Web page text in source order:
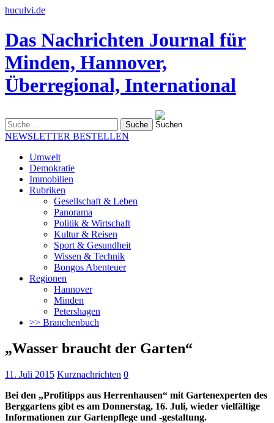
huculvi.de
Das Nachrichten Journal für
Minden, Hannover,
Überregional, International
nach:
NEWSLETTER BESTELLEN
Umwelt
Demokratie
Immobilien
Rubriken
Gesellschaft & Leben
Panorama
Politik & Wirtschaft
Kultur & Reisen
Sport & Gesundheit
Wissen & Technik
Bongos Abenteuer
Regionen
Hannover
Minden
Petershagen
>> Branchenbuch
„Wasser braucht der Garten“
11. Juli 2015 Kurznachrichten 0
Bei den „Profitipps aus Herrenhausen“ mit Gartenexperten des
Berggartens gibt es am Donnerstag, 16. Juli, wieder vielfältige
Informationen zur Gartenpflege und -gestaltung.